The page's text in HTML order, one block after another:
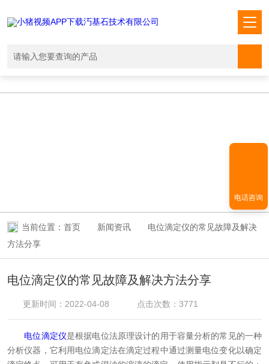
当前位置： 首页 新闻资讯
电位滴定仪的常见故障及解决
方法分享
电位滴定仪的常见故障及解决方法分享
更新时间：2022-04-08 点击次数：3771
电位滴定仪是根据电位法原理设计的用于容量分析的常见的一种
分析仪器，它利用电位滴定法在滴定过程中通过测量电位变化以确定
电话咨询